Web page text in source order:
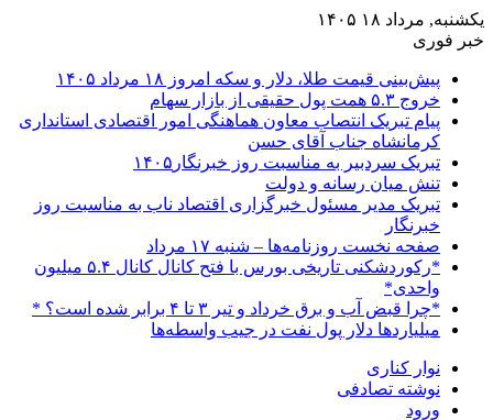
یکشنبه, مرداد ۱۸ ۱۴۰۵
خبر فوری
پیش‌بینی قیمت طلا، دلار و سکه امروز ۱۸ مرداد ۱۴۰۵
خروج ۵.۳ همت پول حقیقی از بازار سهام
پیام تبریک انتصاب معاون هماهنگی امور اقتصادی استانداری
کرمانشاه جناب آقای حسن
تبریک سردبیر به مناسبت روز خبرنگار۱۴۰۵
تنش میان رسانه و دولت
تبریک مدیر مسئول خبرگزاری اقتصاد ناب به مناسبت روز
خبرنگار
صفحه نخست روزنامه‌ها – شنبه ۱۷ مرداد
*رکوردشکنی تاریخی بورس با فتح کانال کانال ۵.۴ میلیون
واحدی*
*چرا قبض آب و برق خرداد و تیر ۳ تا ۴ برابر شده است؟ *
میلیاردها دلار پول نفت در جیب واسطه‌ها
نوار کناری
نوشته تصادفی
ورود